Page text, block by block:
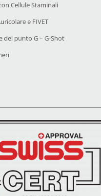
Cellule Staminali
e FIVET
del punto G – G-Shot